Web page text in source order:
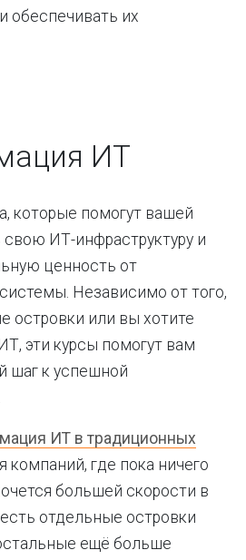
обеспечивать их
ИТ
которые помогут вашей
ИТ-инфраструктуру и
ценность от
Независимо от того,
островки или вы хотите
эти курсы помогут вам
шаг к успешной
ИТ в традиционных
компаний, где пока ничего
большей скорости в
отдельные островки
ещё больше